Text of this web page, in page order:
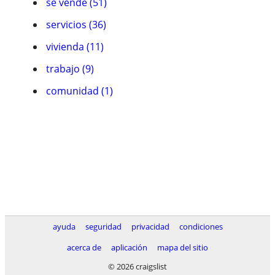
servicios (36)
vivienda (11)
trabajo (9)
comunidad (1)
ayuda seguridad privacidad
condiciones
acerca de
aplicación
mapa del sitio
© 2026 craigslist